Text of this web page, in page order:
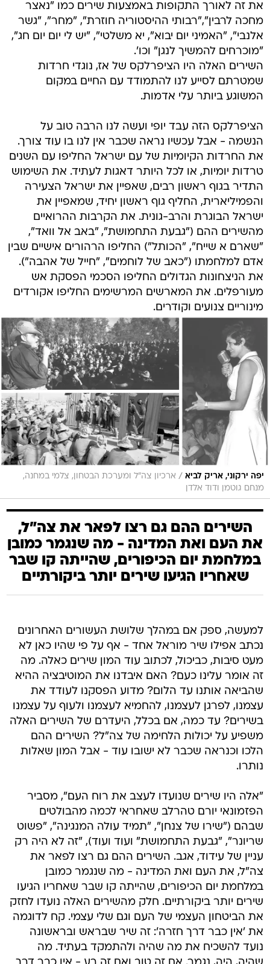
את זה לאורך התקופות באמצעות שירים כמו "נאצר
מחכה לרבין","רבותי ההיסטוריה חוזרת", "מחר", "גשר
אלנבי", "האמיני יום יבוא", יא משלטי", "יש לי יום יום חג",
"מוכרחים להמשיך לנגן" וכו'.
השירים האלה היו הציפרלקס של אז, נוגדי חרדות
שמטרתם לסייע לנו להתמודד עם החיים במקום
המשוגע ביותר עלי אדמות.
הציפרלקס הזה עבד יופי ועשה לנו הרבה טוב על
הנשמה - אבל עכשיו נראה שכבר אין לנו בו עוד צורך.
את החרדות הקיומיות של עם ישראל החליפו עם השנים
טרדות יומיות, או לכל היותר דאגות לעתיד. את השימוש
התדיר בגוף ראשון רבים, שאפיין את ישראל הצעירה
והפמיליארית, החליף גוף ראשון יחיד, שמאפיין את
ישראל הבוגרת והרב-גונית. את הקרבות ההרואיים
מהשירים ההם ("גבעת התחמושת", "באב אל וואד",
"שארם א שייח", "הכותל") החליפו הרהורים אישיים שבין
אדם למלחמתו ("כאב של לוחמים", "חייל של אהבה").
את הניצחונות הגדולים החליפו הסכמי הפסקת אש
מעורפלים. את המארשים המרשימים החליפו אקורדים
מינוריים צנועים וקודרים.
יפה ירקוני, אריק לביא / ארכיון צה"ל ומערכת הבטחון, צלמי במחנה,
מנחם גוטמן ודוד אלדן
השירים ההם גם רצו לפאר את צה"ל,
את העם ואת המדינה - מה שנגמר כמובן
במלחמת יום הכיפורים, שהייתה קו שבר
שאחריו הגיעו שירים יותר ביקורתיים
למעשה, ספק אם במהלך שלושת העשורים האחרונים
נכתב אפילו שיר מוראל אחד - אף על פי שהיו כאן לא
מעט סיבות, כביכול, לכתוב עוד המון שירים כאלה. מה
זה אומר עלינו כעם? האם איבדנו את המוטיבציה ההיא
שהביאה אותנו עד הלום? מדוע הפסקנו לעודד את
עצמנו, לפרגן לעצמנו, להחמיא לעצמנו ולעוף על עצמנו
בשירים? עד כמה, אם בכלל, היעדרם של השירים האלה
משפיע על יכולות הלחימה של צה"ל? השירים ההם
הלכו וכנראה שכבר לא ישובו עוד - אבל המון שאלות
נותרו.
"אלה היו שירים שנועדו לעצב את רוח העם", מסביר
הפזמונאי יורם טהרלב שאחראי לכמה מהבולטים
שבהם ("שירו של צנחן", "תמיד עולה המנגינה", "פשוט
שריונר", "גבעת התחמושת" ועוד ועוד), "זה לא היה רק
עניין של עידוד, אגב. השירים ההם גם רצו לפאר את
צה"ל, את העם ואת המדינה - מה שנגמר כמובן
במלחמת יום הכיפורים, שהייתה קו שבר שאחריו הגיעו
שירים יותר ביקורתיים. חלק מהשירים האלה נועדו לחזק
את הביטחון העצמי של העם וגם שלי עצמי. קח לדוגמה
את 'אין כבר דרך חזרה': זה שיר שבראש ובראשונה
נועד להשכיח את מה שהיה ולהתמקד בעתיד. מה